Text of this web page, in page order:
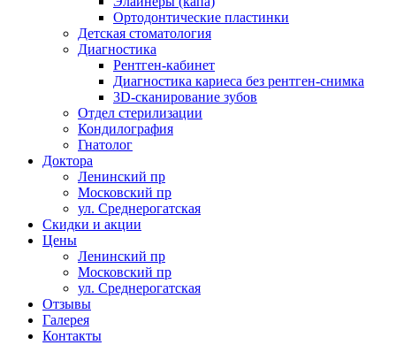
Ортодонтические пластинки
Детская стоматология
Диагностика
Рентген-кабинет
Диагностика кариеса без рентген-снимка
3D-сканирование зубов
Отдел стерилизации
Кондилография
Гнатолог
Доктора
Ленинский пр
Московский пр
ул. Среднерогатская
Скидки и акции
Цены
Ленинский пр
Московский пр
ул. Среднерогатская
Отзывы
Галерея
Контакты